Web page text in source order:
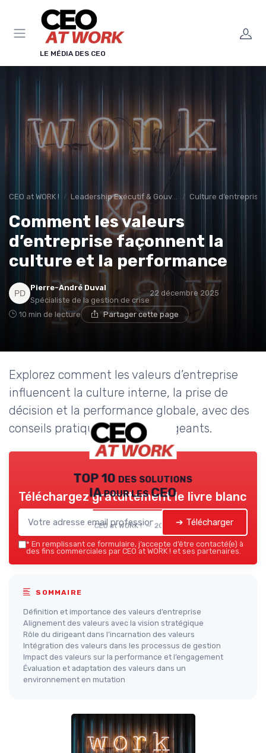
LE MÉDIA DES CEO
CEO at WORK ! Leadership Exécutif & Gouvernance Culture
Comment les valeurs
d’entreprise façonnent la
culture et la performance
Pierre-André Duval
Spécialiste de la gestion de crise
22 décembre 2025
10 min de lecture Partager cette page
Explorez comment les valeurs d’entreprise
influencent la culture interne, la prise de
décision et la performance globale, avec des
conseils pratiques pour les dirigeants.
TOP 10 des solutions
IA pour les CEO
CEO at WORK ! — 2026
Téléchargez gratuitement le livre blanc
➔ Télécharger
* En remplissant ce formulaire, j’accepte d’être contacté(e) à
des fins commerciales par CEO at WORK ! et ses partenaires.
SOMMAIRE
Définition et importance des valeurs d’entreprise
Alignement des valeurs avec la vision stratégique
Rôle du dirigeant dans l’incarnation des valeurs
Intégration des valeurs dans les processus de gestion
Impact des valeurs sur la performance et l’engagement
Évaluation et adaptation des valeurs dans un
environnement en mutation
Panneau de gestion des cookies